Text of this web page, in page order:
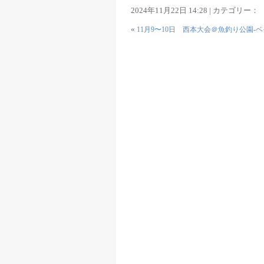
2024年11月22日 14:28 | カテゴリー：
« 11月9〜10日 西本大会＠魚釣り公園-